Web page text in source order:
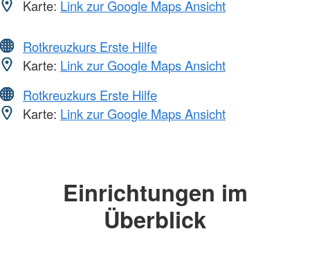
Karte: Link zur Google Maps Ansicht
Rotkreuzkurs Erste Hilfe
Karte: Link zur Google Maps Ansicht
Rotkreuzkurs Erste Hilfe
Karte: Link zur Google Maps Ansicht
Einrichtungen im
Überblick